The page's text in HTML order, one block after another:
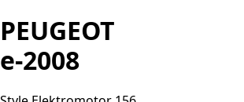
PEUGEOT
e-2008